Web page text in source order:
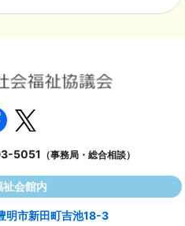
5051 （事務局・総合相談）
祉会館内
明市新田町吉池18-3